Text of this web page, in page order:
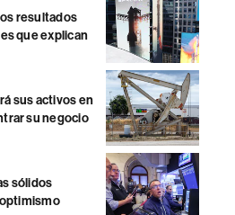
resultados
que explican
sus activos en
su negocio
sólidos